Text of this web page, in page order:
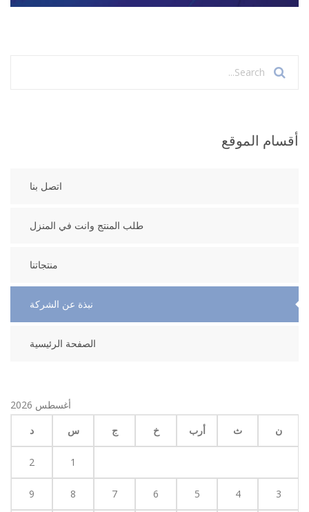
أقسام الموقع
اتصل بنا
طلب المنتج وانت في المنزل
منتجاتنا
نبذة عن الشركة
الصفحة الرئيسية
أغسطس 2026
ن
ث أرب خ ج س د
1
2
3
4
5
6
7
8
9